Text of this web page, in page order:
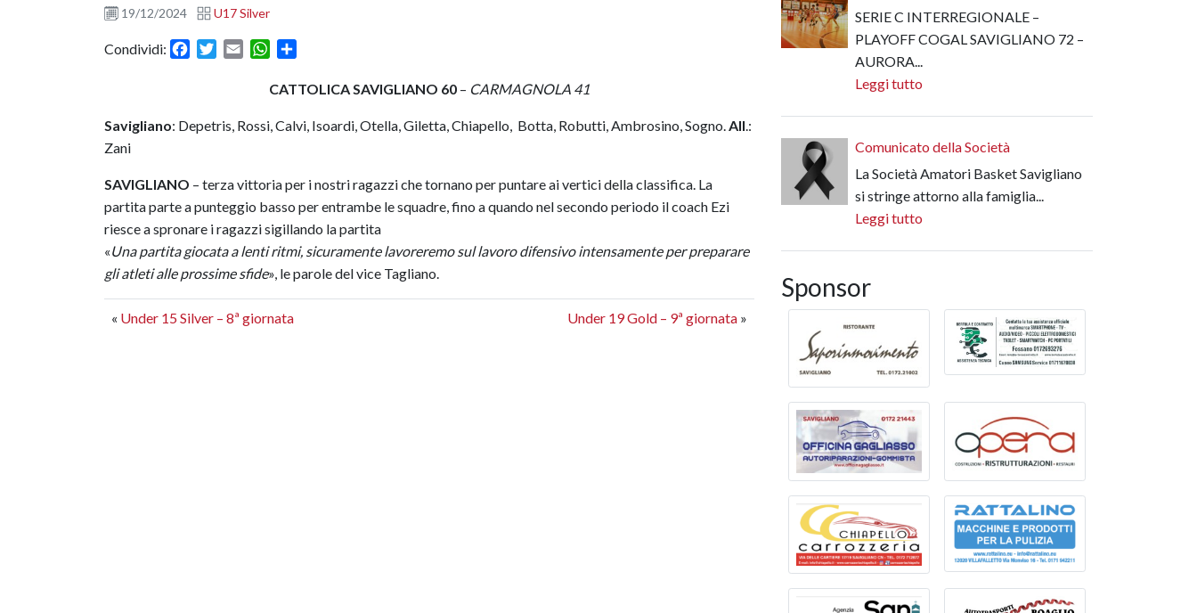
19/12/2024 U17 Silver
Condividi: FacebookTwitter
Email WhatsApp
CATTOLICA SAVIGLIANO 60 – CARMAGNOLA 41
Savigliano: Depetris, Rossi, Calvi, Isoardi, Otella, Giletta, Chiapello, Botta, Robutti, Ambrosino, Sogno. All .:
Zani
SAVIGLIANO – terza vittoria per i nostri ragazzi che tornano per puntare ai vertici della classifica. La
partita parte a punteggio basso per entrambe le squadre, fino a quando nel secondo periodo il coach Ezi
riesce a spronare i ragazzi sigillando la partita
«Una partita giocata a lenti ritmi, sicuramente lavoreremo sul lavoro difensivo intensamente per preparare
gli atleti alle prossime sfide», le parole del vice Tagliano.
« Under 15 Silver – 8ª giornata Under 19 Gold – 9ª giornata »
SERIE C INTERREGIONALE –
PLAYOFF COGAL SAVIGLIANO 72 –
AURORA...
Leggi tutto
Comunicato della Società
La Società Amatori Basket Savigliano
si stringe attorno alla famiglia...
Leggi tutto
Sponsor